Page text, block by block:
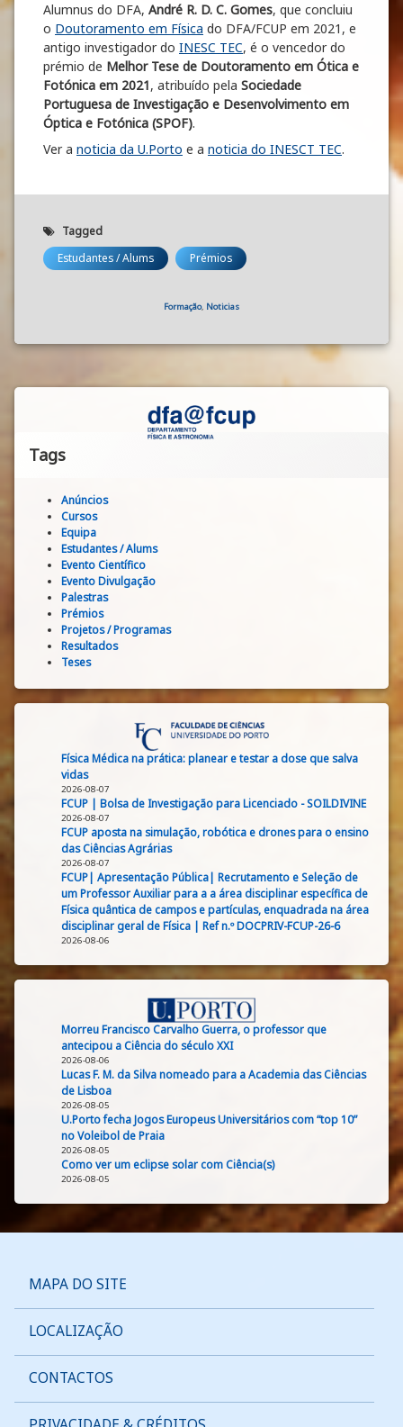
Alumnus do DFA, André R. D. C. Gomes, que concluiu
o Doutoramento em Física do DFA/FCUP em 2021, e
antigo investigador do INESC TEC, é o vencedor do
prémio de Melhor Tese de Doutoramento em Ótica e
Fotónica em 2021, atribuído pela Sociedade
Portuguesa de Investigação e Desenvolvimento em
Óptica e Fotónica (SPOF).
Ver a noticia da U.Porto e a noticia do INESCT TEC.
Tagged
Estudantes / Alums
Prémios
Categories:
Formação, Noticias
Tags
Anúncios
Cursos
Equipa
Estudantes / Alums
Evento Científico
Evento Divulgação
Palestras
Prémios
Projetos / Programas
Resultados
Teses
Física Médica na prática: planear e testar a dose que salva
vidas
2026-08-07
FCUP | Bolsa de Investigação para Licenciado - SOILDIVINE
2026-08-07
FCUP aposta na simulação, robótica e drones para o ensino
das Ciências Agrárias
2026-08-07
FCUP| Apresentação Pública| Recrutamento e Seleção de
um Professor Auxiliar para a a área disciplinar específica de
Física quântica de campos e partículas, enquadrada na área
disciplinar geral de Física | Ref n.º DOCPRIV-FCUP-26-6
2026-08-06
Morreu Francisco Carvalho Guerra, o professor que
antecipou a Ciência do século XXI
2026-08-06
Lucas F. M. da Silva nomeado para a Academia das Ciências
de Lisboa
2026-08-05
U.Porto fecha Jogos Europeus Universitários com “top 10”
no Voleibol de Praia
2026-08-05
Como ver um eclipse solar com Ciência(s)
2026-08-05
MAPA DO SITE
LOCALIZAÇÃO
CONTACTOS